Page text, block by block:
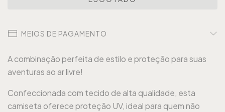
MEIOS DE PAGAMENTO
A combinação perfeita de estilo e proteção para suas
aventuras ao ar livre!
Confeccionada com tecido de alta qualidade, esta
camiseta oferece proteção UV, ideal para quem não